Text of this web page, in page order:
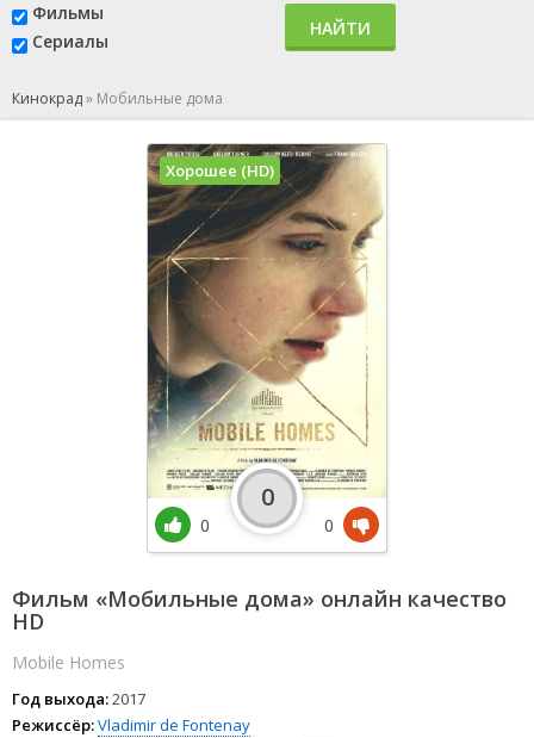
Фильмы
Сериалы
НАЙТИ
Кинокрад» Мобильные дома
Фильм «Мобильные дома» онлайн качество
HD
Mobile Homes
Год выхода:2017
Режиссёр:Vladimir de Fontenay
Хорошее (HD)
0
0
0